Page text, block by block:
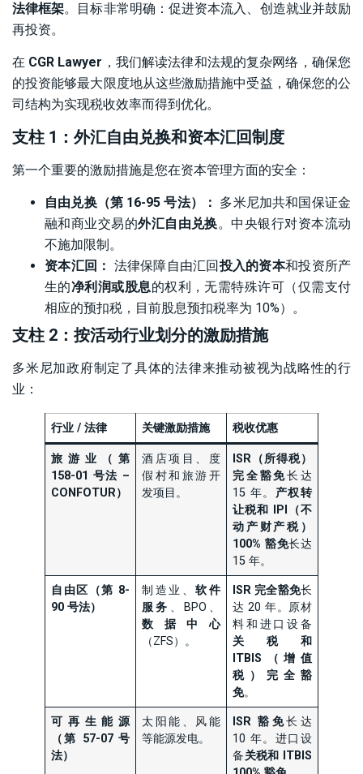
法律框架。目标非常明确：促进资本流入、创造就业并鼓励
再投资。
在 CGR Lawyer ，我们解读法律和法规的复杂网络，确保您
的投资能够最大限度地从这些激励措施中受益，确保您的公
司结构为实现税收效率而得到优化。
支柱 1：外汇自由兑换和资本汇回制度
第一个重要的激励措施是您在资本管理方面的安全：
自由兑换（第 16-95 号法）： 多米尼加共和国保证金
融和商业交易的外汇自由兑换。中央银行对资本流动
不施加限制。
资本汇回： 法律保障自由汇回 投入的资本和投资所产
生的净利润或股息的权利，无需特殊许可（仅需支付
相应的预扣税，目前股息预扣税率为 10%）。
支柱 2：按活动行业划分的激励措施
多米尼加政府制定了具体的法律来推动被视为战略性的行
业：
行业 / 法律 关键激励措施 税收优惠
旅游业（第
158-01 号法 –
CONFOTUR）
酒店项目、度
假村和旅游开
发项目。
ISR（所得税）
完全豁免长达
15 年。 产权转
让税和 IPI（不
动产财产税）
100% 豁免长达
15 年。
自由区（第 8-
90 号法）
制造业、软件
服务 、BPO、
数据中心
（ZFS）。
ISR 完全豁免长
达 20 年。原材
料和进口设备
关税和
ITBIS（增值
税）完全豁
免。
可再生能源
（第 57-07 号
法）
太阳能、风能
等能源发电。
ISR 豁免长达
10 年。进口设
备关税和 ITBIS